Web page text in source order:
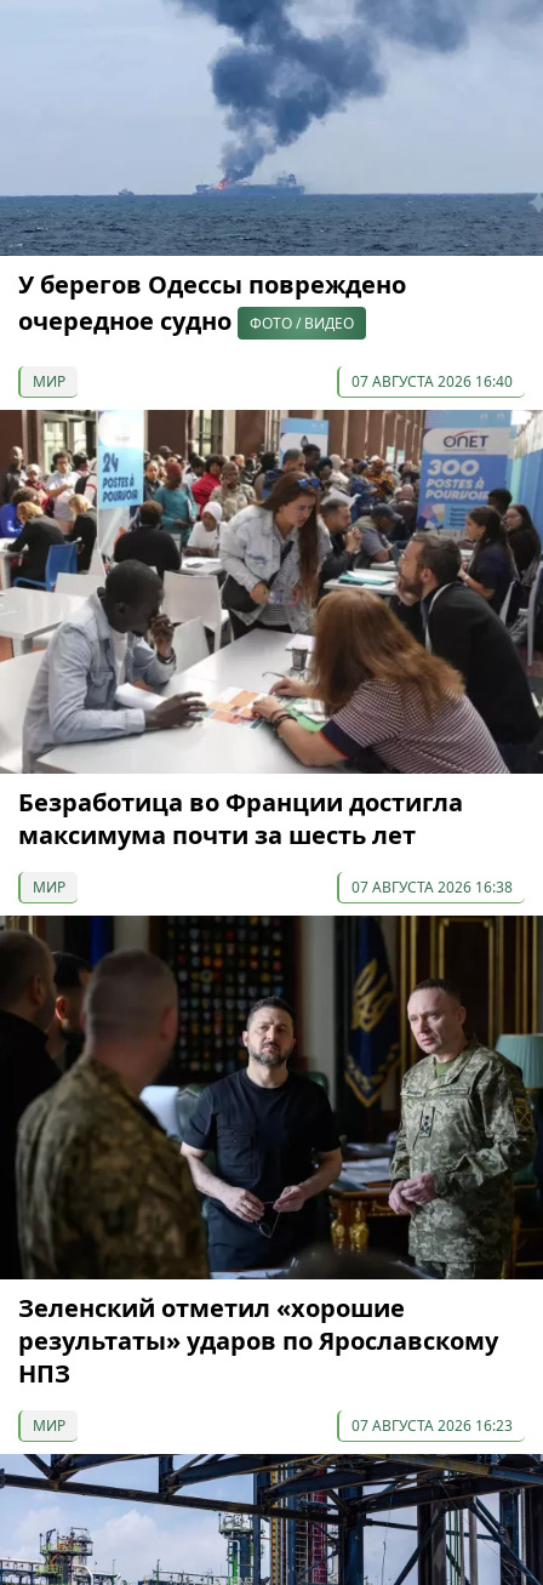
У берегов Одессы повреждено
очередное судно
ФОТО / ВИДЕО
МИР 07 АВГУСТА 2026 16:40
Безработица во Франции достигла
максимума почти за шесть лет
МИР 07 АВГУСТА 2026 16:38
Зеленский отметил «хорошие
результаты» ударов по Ярославскому
НПЗ
МИР 07 АВГУСТА 2026 16:23